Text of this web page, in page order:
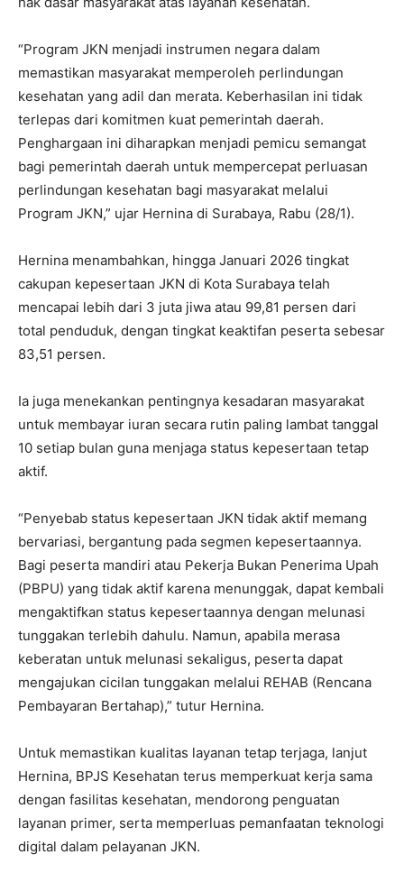
“Program JKN menjadi instrumen negara dalam
memastikan masyarakat memperoleh perlindungan
kesehatan yang adil dan merata. Keberhasilan ini tidak
terlepas dari komitmen kuat pemerintah daerah.
Penghargaan ini diharapkan menjadi pemicu semangat
bagi pemerintah daerah untuk mempercepat perluasan
perlindungan kesehatan bagi masyarakat melalui
Program JKN,” ujar Hernina di Surabaya, Rabu (28/1).
Hernina menambahkan, hingga Januari 2026 tingkat
cakupan kepesertaan JKN di Kota Surabaya telah
mencapai lebih dari 3 juta jiwa atau 99,81 persen dari
total penduduk, dengan tingkat keaktifan peserta sebesar
83,51 persen.
Ia juga menekankan pentingnya kesadaran masyarakat
untuk membayar iuran secara rutin paling lambat tanggal
10 setiap bulan guna menjaga status kepesertaan tetap
aktif.
“Penyebab status kepesertaan JKN tidak aktif memang
bervariasi, bergantung pada segmen kepesertaannya.
Bagi peserta mandiri atau Pekerja Bukan Penerima Upah
(PBPU) yang tidak aktif karena menunggak, dapat kembali
mengaktifkan status kepesertaannya dengan melunasi
tunggakan terlebih dahulu. Namun, apabila merasa
keberatan untuk melunasi sekaligus, peserta dapat
mengajukan cicilan tunggakan melalui REHAB (Rencana
Pembayaran Bertahap),” tutur Hernina.
Untuk memastikan kualitas layanan tetap terjaga, lanjut
Hernina, BPJS Kesehatan terus memperkuat kerja sama
dengan fasilitas kesehatan, mendorong penguatan
layanan primer, serta memperluas pemanfaatan teknologi
digital dalam pelayanan JKN.